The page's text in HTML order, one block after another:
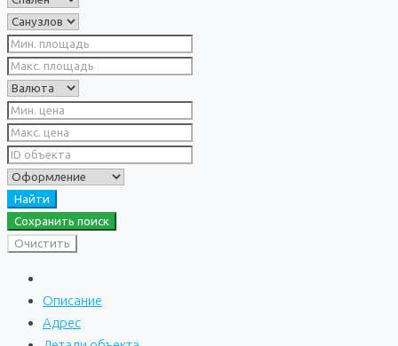
Найти
Сохранить поиск
Очистить
Описание
Адрес